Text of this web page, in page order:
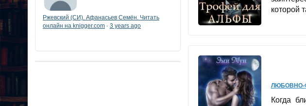
Ржевский (СИ). Афанасьев Семён. Читать
онлайн на knigger.com · 3 years ago
которой
ЛЮБОВНО-
Когда